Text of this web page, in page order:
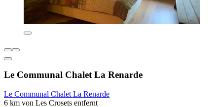
Le Communal Chalet La Renarde
Le Communal Chalet La Renarde
6 km von Les Crosets entfernt